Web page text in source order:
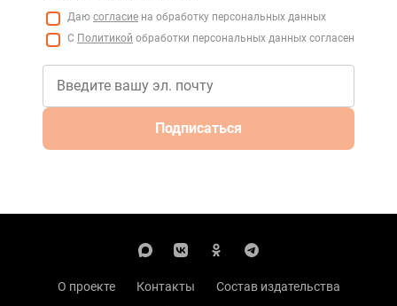
Даю согласие на обработку персональных данных
С Политикой обработки персональных данных согласен
Подписаться
О проекте Контакты
Состав издательства